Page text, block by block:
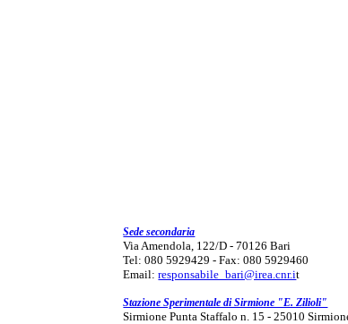
Sede secondaria
Via Amendola, 122/D - 70126 Bari
Tel: 080 5929429 - Fax: 080 5929460
Email:responsabile_bari@irea.cnr.it
Stazione Sperimentale di Sirmione "E. Zilioli"
Sirmione Punta Staffalo n. 15 - 25010